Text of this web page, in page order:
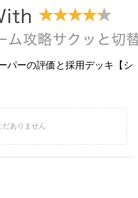
パーの評価と採用デッキ【シ